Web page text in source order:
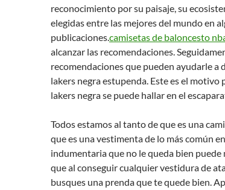
reconocimiento por su paisaje, su
elegidas entre las mejores del mundo en
publicaciones.camisetas de baloncesto
alcanzar las recomendaciones.
recomendaciones que pueden ayudarle a
lakers negra estupenda. Este es el motivo
lakers negra se puede hallar en el
Todos estamos al tanto de que es una
que es una vestimenta de lo más común
indumentaria que no le queda bien puede
que al conseguir cualquier vestidura de
busques una prenda que te quede bien.